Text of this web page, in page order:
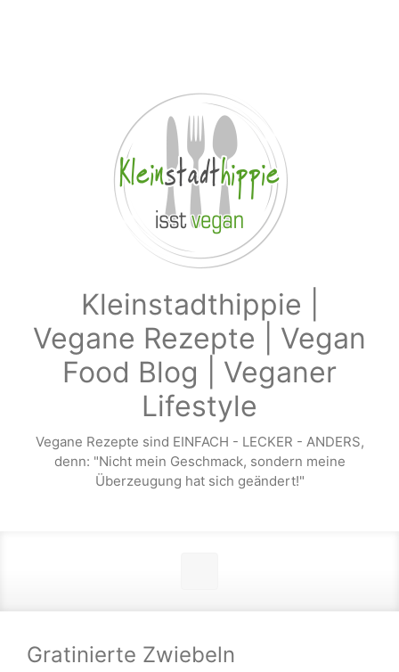
Kleinstadthippie |
Vegane Rezepte | Vegan
Food Blog | Veganer
Lifestyle
Vegane Rezepte sind EINFACH - LECKER - ANDERS,
denn: "Nicht mein Geschmack, sondern meine
Überzeugung hat sich geändert!"
Gratinierte Zwiebeln